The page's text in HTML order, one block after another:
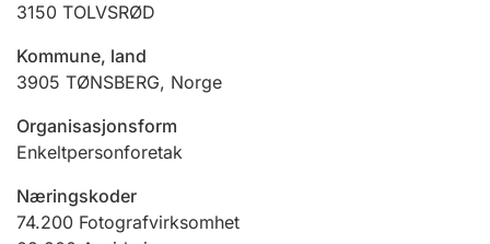
Jeger
Ektepaktveileder
Offentlig sektor
3150 TOLVSRØD
Kommune, land
3905 TØNSBERG, Norge
Organisasjonsform
Enkeltpersonforetak
Næringskoder
74.200 Fotografvirksomhet